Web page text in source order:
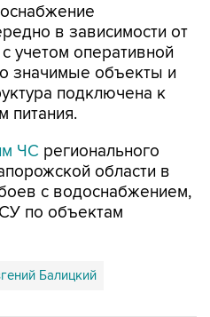
в зависимости от
учетом оперативной
значимые объекты и
подключена к
питания.
ЧС регионального
области в
с водоснабжением,
по объектам
Балицкий